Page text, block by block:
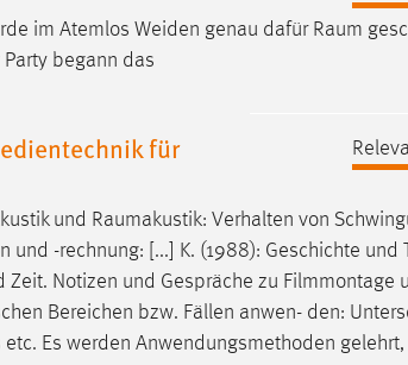
im Atemlos Weiden genau dafür Raum
begann das
für
und Raumakustik: Verhalten von
-rechnung: [...] K. (1988): Geschichte und
Zeit. Notizen und Gespräche zu Filmmontage
Bereichen bzw. Fällen anwen- den:
Es werden Anwendungsmethoden